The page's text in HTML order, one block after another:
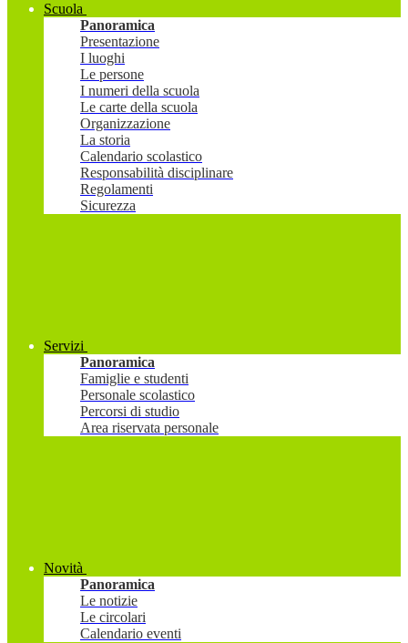
Scuola
Panoramica
Presentazione
I luoghi
Le persone
I numeri della scuola
Le carte della scuola
Organizzazione
La storia
Calendario scolastico
Responsabilità disciplinare
Regolamenti
Sicurezza
Servizi
Panoramica
Famiglie e studenti
Personale scolastico
Percorsi di studio
Area riservata personale
Novità
Panoramica
Le notizie
Le circolari
Calendario eventi